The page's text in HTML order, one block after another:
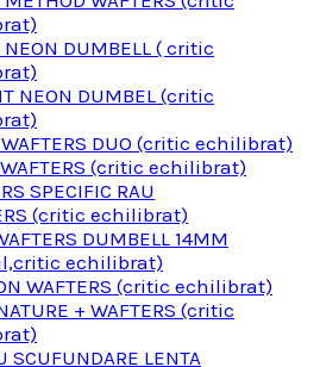
NEON DUMBELL ( critic
NEON DUMBEL (critic
WAFTERS DUO (critic echilibrat)
(critic echilibrat)
SPECIFIC RAU
(critic echilibrat)
DUMBELL 14MM
echilibrat)
WAFTERS (critic echilibrat)
+ WAFTERS (critic
SCUFUNDARE LENTA